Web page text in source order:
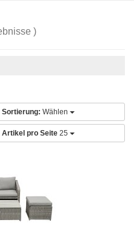
)
Sortierung: Wählen
Artikel pro Seite 25